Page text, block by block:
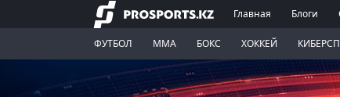
Главная Блоги
ФУТБОЛ ММА БОКС ХОККЕЙ